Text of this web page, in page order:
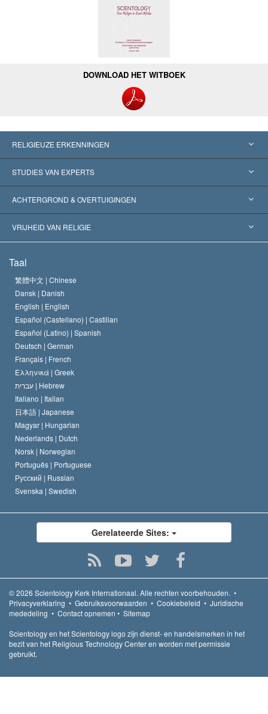
DOWNLOAD HET WITBOEK
RELIGIEUZE ERKENNINGEN
Verenigde Staten
Wereldwijde Erkenningen
Historische Beslissingen
STUDIES VAN EXPERTS
Expertises per Categorie
’s Werelds Meest Vooraanstaande Experts
ACHTERGROND & OVERTUIGINGEN
L. Ron Hubbard
Het Credo van de Scientology Kerk
De Code van een Scientoloog
David Miscavige
VRIJHEID VAN RELIGIE
Internationale Mensenrechten Standaards
Verklaring over Religie
Taal
繁體中文 | Chinese
Dansk | Danish
English | English
Español (Castellano) | Castilian
Español (Latino) | Spanish
Deutsch | German
Français | French
Ελληνικά | Greek
עברית | Hebrew
Italiano | Italian
日本語 | Japanese
Magyar | Hungarian
Nederlands | Dutch
Norsk | Norwegian
Português | Portuguese
Русский | Russian
Svenska | Swedish
Gerelateerde Sites:
© 2026 Scientology Kerk Internationaal. Alle rechten voorbehouden. •
Privacyverklaring • Gebruiksvoorwaarden • Cookiebeleid • Juridische
mededeling • Contact opnemen • Sitemap
Scientology en het Scientology logo zijn dienst- en handelsmerken in het
bezit van het Religious Technology Center en worden met permissie
gebruikt.